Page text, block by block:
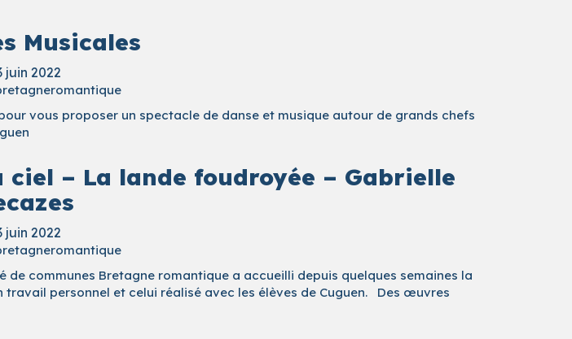
Musicales
juin 2022
vous proposer un spectacle de danse et musique autour de grands chefs
– La lande foudroyée – Gabrielle
juin 2022
communes Bretagne romantique a accueilli depuis quelques semaines la
travail personnel et celui réalisé avec les élèves de Cuguen. Des œuvres